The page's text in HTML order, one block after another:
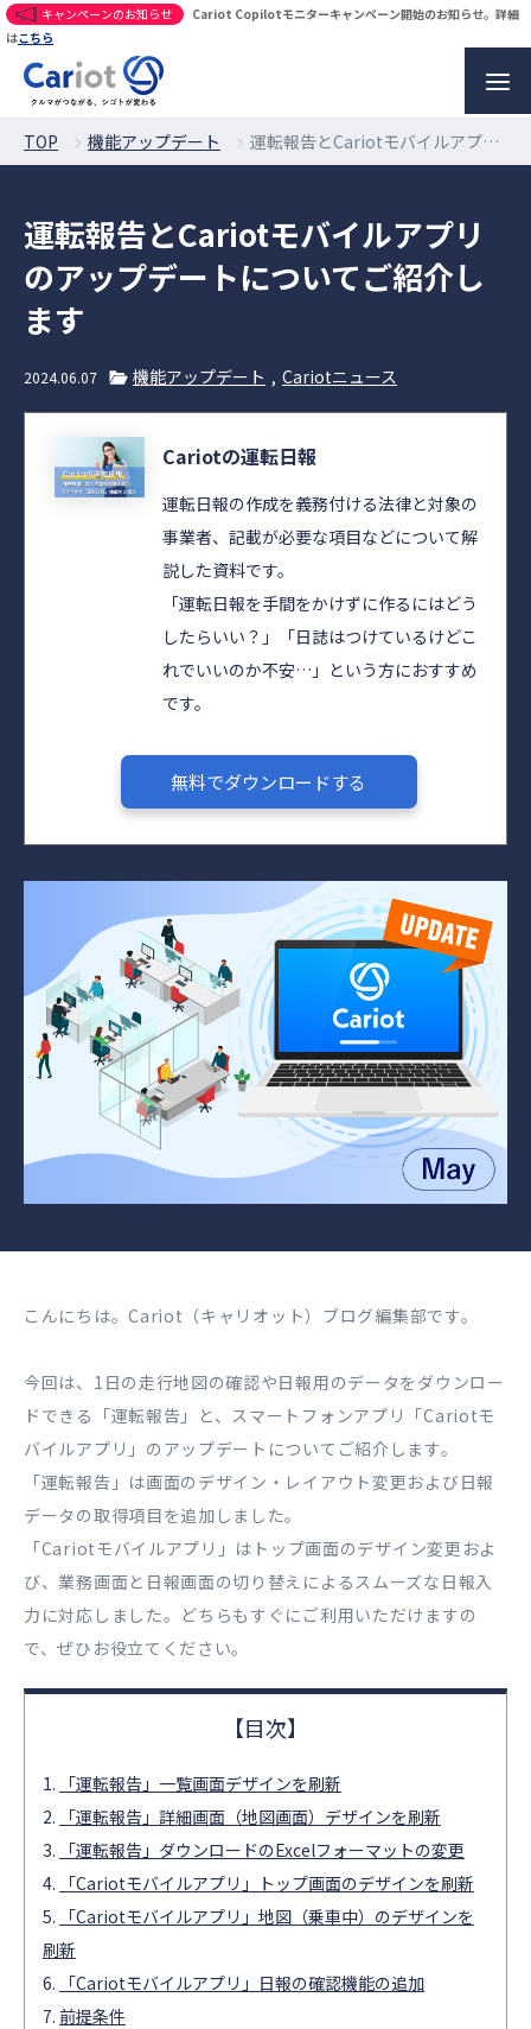
キャンペーンのお知らせ
Cariot Copilotモニターキャンペーン開始のお知らせ。詳細
はこちら
TOP 機能アップデート 運転報告とCariotモバイルアプリのアップデートについてご紹介します
運転報告とCariotモバイルアプリ
のアップデートについてご紹介し
ます
2024.06.07 機能アップデート Cariotニュース
Cariotの運転日報
運転日報の作成を義務付ける法律と対象の
事業者、記載が必要な項目などについて解
説した資料です。
「運転日報を手間をかけずに作るにはどう
したらいい？」「日誌はつけているけどこ
れでいいのか不安…」という方におすすめ
です。
無料でダウンロードする
こんにちは。Cariot（キャリオット）ブログ編集部です。
今回は、1日の走行地図の確認や日報用のデータをダウンロー
ドできる「運転報告」と、スマートフォンアプリ「Cariotモ
バイルアプリ」のアップデートについてご紹介します。
「運転報告」は画面のデザイン・レイアウト変更および日報
データの取得項目を追加しました。
「Cariotモバイルアプリ」はトップ画面のデザイン変更およ
び、業務画面と日報画面の切り替えによるスムーズな日報入
力に対応しました。どちらもすぐにご利用いただけますの
で、ぜひお役立てください。
「運転報告」一覧画面デザインを刷新
「運転報告」詳細画面（地図画面）デザインを刷新
「運転報告」ダウンロードのExcelフォーマットの変更
「Cariotモバイルアプリ」トップ画面のデザインを刷新
「Cariotモバイルアプリ」地図（乗車中）のデザインを
刷新
「Cariotモバイルアプリ」日報の確認機能の追加
前提条件